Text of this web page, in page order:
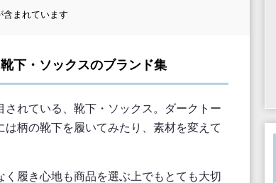
まれています
下・ソックスのブランド集
れている、靴下・ソックス。ダークトー
柄の靴下を履いてみたり、素材を変えて
履き心地も商品を選ぶ上でもとても大切